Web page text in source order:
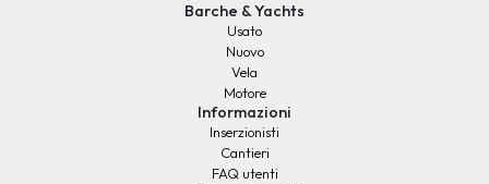
Barche & Yachts
Usato
Nuovo
Vela
Motore
Informazioni
Inserzionisti
Cantieri
FAQ utenti